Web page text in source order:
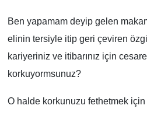
Ben yapamam deyip gelen
elinin tersiyle itip geri çeviren
kariyeriniz ve itibarınız için
korkuyormsunuz?
O halde korkunuzu fethetmek